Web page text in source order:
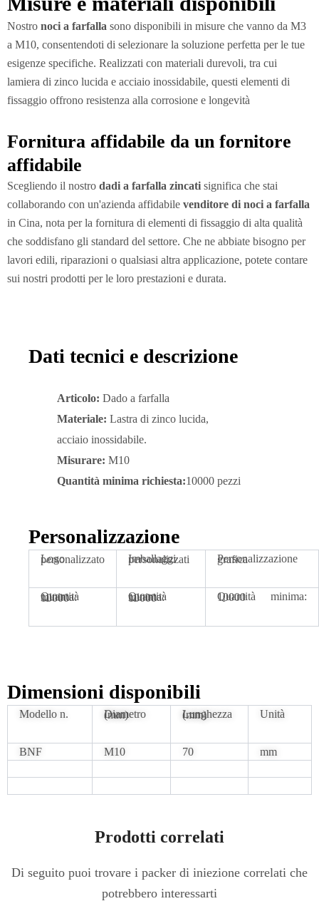
Nostro noci a farfalla sono disponibili in misure che vanno da M3
a M10, consentendoti di selezionare la soluzione perfetta per le tue
esigenze specifiche. Realizzati con materiali durevoli, tra cui
lamiera di zinco lucida e acciaio inossidabile, questi elementi di
fissaggio offrono resistenza alla corrosione e longevità
Fornitura affidabile da un fornitore
affidabile
Scegliendo il nostro dadi a farfalla zincati significa che stai
collaborando con un'azienda affidabile venditore di noci a farfalla
in Cina, nota per la fornitura di elementi di fissaggio di alta qualità
che soddisfano gli standard del settore. Che ne abbiate bisogno per
lavori edili, riparazioni o qualsiasi altra applicazione, potete contare
sui nostri prodotti per le loro prestazioni e durata.
Dati tecnici e descrizione
Articolo: Dado a farfalla
Materiale: Lastra di zinco lucida,
acciaio inossidabile.
Misurare: M10
Quantità minima richiesta:10000 pezzi
Personalizzazione
Logo personalizzato Imballaggi personalizzati Personalizzazione grafica
Quantità minima: 10000 Quantità minima: 10000 Quantità minima: 10000
Dimensioni disponibili
Modello n. Diametro (mm) Lunghezza (mm) Unità
BNF M10 70 mm
Prodotti correlati
Di seguito puoi trovare i packer di iniezione correlati che
potrebbero interessarti